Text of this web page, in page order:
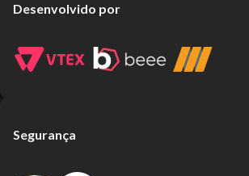
Desenvolvido por
Segurança